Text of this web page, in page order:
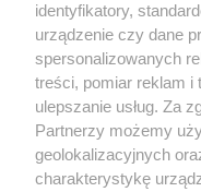
Nie zapomnij
zapoznać się z:
polityką
Twojemiasto
Piekary Śląskie
Chorzów
Tarnowskie Góry
identyfikatory,
urządzenie czy dane
spersonalizowanych
treści, pomiar reklam i
ulepszanie usług. Za
Partnerzy możemy
geolokalizacyjnych
charakterystykę